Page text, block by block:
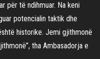
për të ndihmuar. Na keni
potencialin taktik dhe
historike. Jemi gjithmonë
tha Ambasadorja e